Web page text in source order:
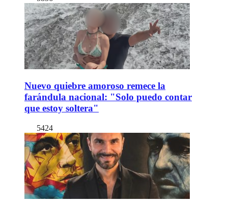
Nuevo quiebre amoroso remece la
farándula nacional: "Solo puedo contar
que estoy soltera"
5424